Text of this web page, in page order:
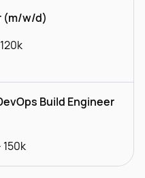
(m/w/d)
Build Engineer
150k